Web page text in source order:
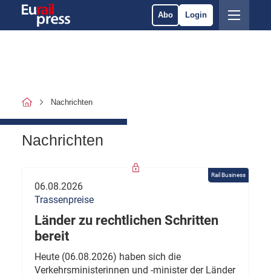
Abo Login
Nachrichten
Nachrichten
Rail Business
06.08.2026
Trassenpreise
Länder zu rechtlichen Schritten
bereit
Heute (06.08.2026) haben sich die
Verkehrsministerinnen und -minister der Länder